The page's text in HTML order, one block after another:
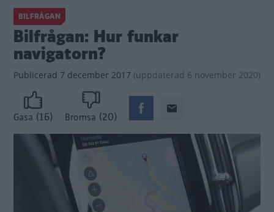
BILFRÅGAN
Bilfrågan: Hur funkar
navigatorn?
Publicerad 7 december 2017 (uppdaterad 6 november 2020)
Gasa (16) Bromsa (20)